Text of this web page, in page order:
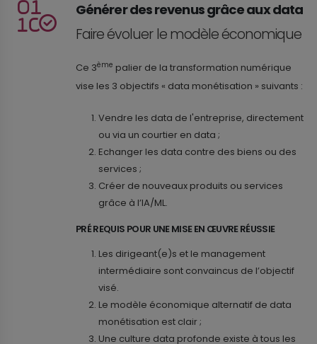
Générer des revenus grâce aux data
Faire évoluer le modèle économique
Ce 3ème palier de la transformation numérique
vise les 3 objectifs « data monétisation » suivants :
Vendre les data de l'entreprise, directement
ou via un courtier en data ;
Echanger les data contre des biens ou des
services ;
Créer de nouveaux produits ou services
grâce à l’IA/ML.
PRÉ REQUIS POUR UNE MISE EN ŒUVRE RÉUSSIE
Les dirigeant(e)s et le management
intermédiaire sont convaincus de l’objectif
visé.
Le modèle économique alternatif de data
monétisation est clair ;
Une culture data profonde existe à tous les